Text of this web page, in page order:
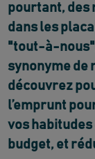
pourtant, des
dans les
"tout-à-
synonyme de
découvrez
l’emprunt
vos
budget, et